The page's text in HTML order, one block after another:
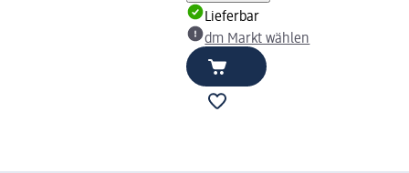
Lieferbar
dm Markt wählen